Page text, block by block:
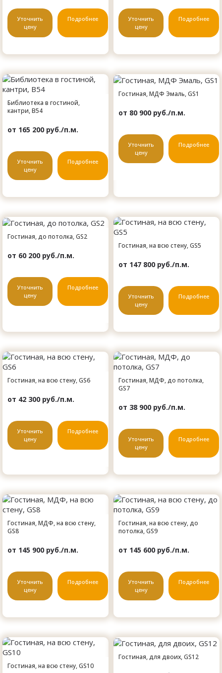
Уточнить
цену
Подробнее
Уточнить
цену
Подробнее
Библиотека в гостиной,
кантри, B54
от 165 200 руб./п.м.
Уточнить
цену
Подробнее
Гостиная, МДФ Эмаль, GS1
от 80 900 руб./п.м.
Уточнить
цену
Подробнее
Гостиная, до потолка, GS2
от 60 200 руб./п.м.
Уточнить
цену
Подробнее
Гостиная, на всю стену, GS5
от 147 800 руб./п.м.
Уточнить
цену
Подробнее
Гостиная, на всю стену, GS6
от 42 300 руб./п.м.
Уточнить
цену
Подробнее
Гостиная, МДФ, до потолка,
GS7
от 38 900 руб./п.м.
Уточнить
цену
Подробнее
Гостиная, МДФ, на всю стену,
GS8
от 145 900 руб./п.м.
Уточнить
цену
Подробнее
Гостиная, на всю стену, до
потолка, GS9
от 145 600 руб./п.м.
Уточнить
цену
Подробнее
Гостиная, на всю стену, GS10
Гостиная, для двоих, GS12